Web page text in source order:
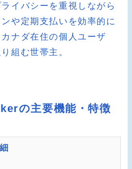
ライバシーを重視しながら
や定期支払いを効率的に
ナダ在住の個人ユーザ
組む世帯主。
の主要機能・特徴